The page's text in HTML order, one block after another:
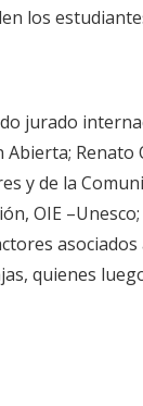
los
jurado
Abierta; Renato
y de la
OIE
quienes